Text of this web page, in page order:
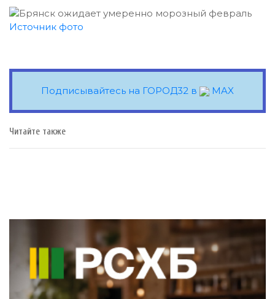
Источник фото
Подписывайтесь на ГОРОД32 в MAX
Читайте также